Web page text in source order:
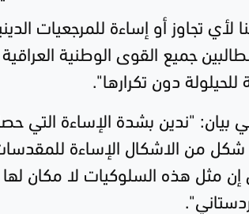
لأي تجاوز أو إساءة للمرجعيات
جميع القوى الوطنية
للحيلولة دون تكرارها".
بيان: "ندين بشدة الإساءة
من الاشكال الإساءة للمقدسات
إن مثل هذه السلوكيات لا مكان